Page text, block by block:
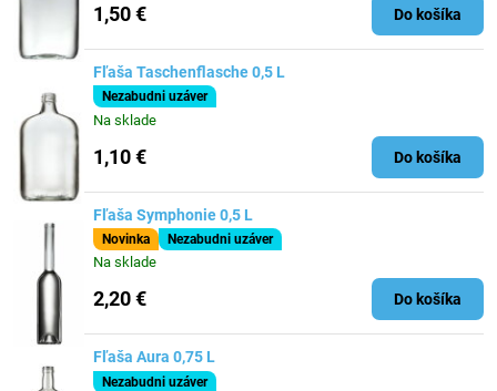
1,50 € Do košíka
Fľaša Taschenflasche 0,5 L
Nezabudni uzáver
Na sklade
1,10 € Do košíka
Fľaša Symphonie 0,5 L
Novinka Nezabudni uzáver
Na sklade
2,20 € Do košíka
Fľaša Aura 0,75 L
Nezabudni uzáver